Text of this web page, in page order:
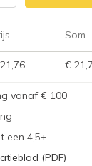
Som
€
vanaf € 100
een 4,5+
(PDF)